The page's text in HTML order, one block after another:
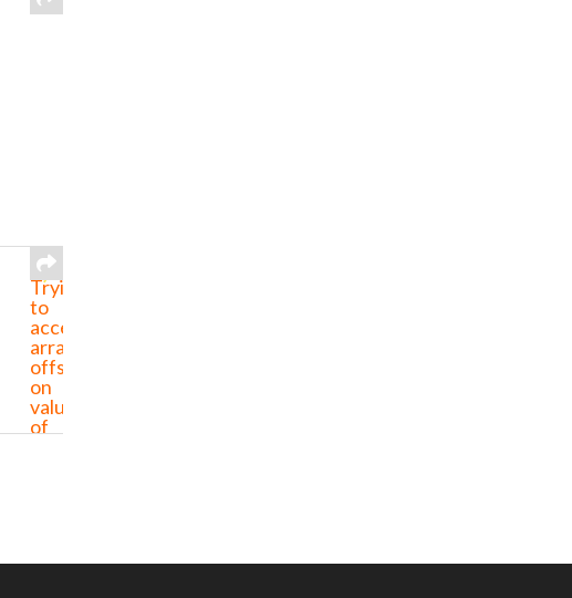
( !
)
Warning:
Trying
to
access
array
offset
on
value
of
37/share-